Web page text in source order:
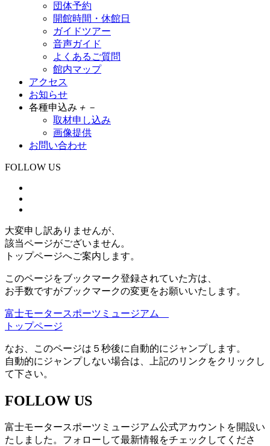
団体予約
開館時間・休館日
ガイドツアー
音声ガイド
よくあるご質問
館内マップ
アクセス
お知らせ
各種申込み ＋ －
取材申し込み
画像提供
お問い合わせ
FOLLOW US
大変申し訳ありませんが、
該当ページがございません。
トップページへご案内します。
このページをブックマーク登録されていた方は、
お手数ですがブックマークの変更をお願いいたします。
富士モータースポーツミュージアム
トップページ
なお、このページは５秒後に自動的にジャンプします。
自動的にジャンプしない場合は、上記のリンクをクリックし
て下さい。
FOLLOW US
富士モータースポーツミュージアム公式アカウントを開設い
たしました。フォローして最新情報をチェックしてくださ